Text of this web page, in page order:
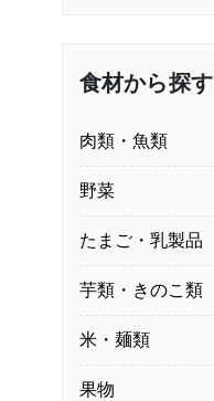
食材から探す
肉類・魚類
野菜
たまご・乳製品
芋類・きのこ類
米・麺類
果物